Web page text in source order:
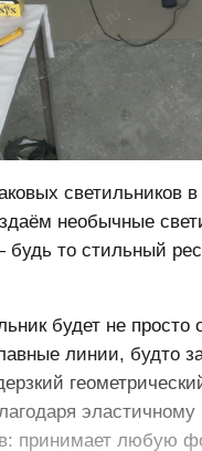
необычные
будь то стильный
будет не
линии, будто
принимает любую